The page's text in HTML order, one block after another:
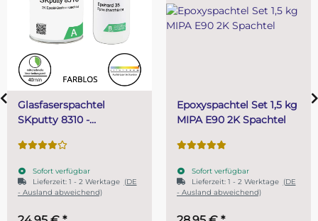
(DE
Epoxyspachtel Set 1,5 kg
MIPA E90 2K Spachtel
Lieferzeit:1 - 2 Werktage(DE
- Ausland abweichend)
PUR (Resin) 4
Gießharz